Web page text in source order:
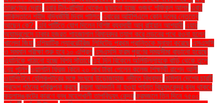
তারুণ্যের দ্রোহ এবার চীন-রাশিয়া থেকেও ছড়ানো হচ্ছে গুজব: শফিকুল আলম এবার
পাকিস্তানে শহীদ বুদ্ধিজীবী দিবস পালিত এবারের আইপিএলে কোন দলের নেতৃত্বে
আছেন কে?. এবি পার্টিতে যোগ দিলেন বিশিষ্ট ব্যবসায়ী আবু রাইয়ান আশয়ারী এয়ার
অ্যাম্বুলেন্সে ঢাকার হজরত শাহজালাল বিমানবন্দর ত্যাগ করে লন্ডনের পথে রওনা হলেন
খালেদা জিয়া এশিয়াটিক ল্যাবরেটরিজ লিমিটেড প্রথম প্রান্তিকে মুনাফা করেছে এসএসসি
ও সমমান পরীক্ষা শুরু হবে ১০ এপ্রিল এসএসসি ফরম পূরণের সময়সীমা বাড়ানো হয়েছে
এ্যানিকে পাঠানো হচ্ছে বিশ্ব সাঁতারে ওই দিন বিকেলে অলিউল্লাহকে বাড়ি থেকে তুলে
নেয় পুলিশ ওয়ালটন ফ্রিজ কিনে ২০ লাখ টাকা পেলেন কলেজ শিক্ষার্থী রাশেদ আলী
ওয়াশিংটনে হেলিকপ্টারের সঙ্গে সংঘর্ষে উড়োজাহাজ নদীতে বিধ্বস্ত কমিশন দেশের চারটি
প্রদেশ গঠনের পরিকল্পনা করছে কয়লা আমদানি না হওয়া পর্যন্ত বিদ্যুৎকেন্দ্র বন্ধ থাকবে
কয়লাসঙ্কটের কারণে বন্ধ মহেশখালী তাপবিদ্যুৎ কেন্দ্র করমজলে তিন দিনে ৭৫০০